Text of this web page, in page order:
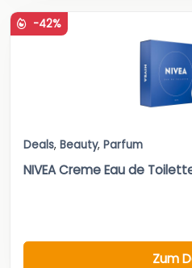
-42%
Deals, Beauty, Parfum
NIVEA Creme Eau de
Zum